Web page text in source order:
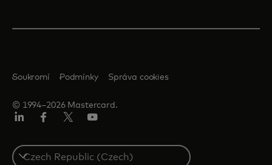
© 1994–2026 Mastercard.
Soukromí Podmínky Správa cookies
Select
a